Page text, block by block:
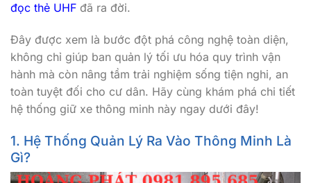
đọc thẻ UHF đã ra đời.
Đây được xem là bước đột phá công nghệ toàn diện,
không chỉ giúp ban quản lý tối ưu hóa quy trình vận
hành mà còn nâng tầm trải nghiệm sống tiện nghi, an
toàn tuyệt đối cho cư dân. Hãy cùng khám phá chi tiết
hệ thống giữ xe thông minh này ngay dưới đây!
1. Hệ Thống Quản Lý Ra Vào Thông Minh Là
Gì?